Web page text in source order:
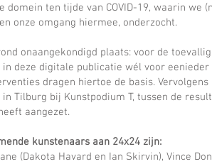
domein ten tijde van COVID-19, waarin we
onze omgang hiermee, onderzocht.
onaangekondigd plaats: voor de
deze digitale publicatie wél voor
dragen hiertoe de basis.
Tilburg bij Kunstpodium T, tussen de
aangezet.
kunstenaars aan 24x24 zijn:
(Dakota Havard en Ian Skirvin), Vince